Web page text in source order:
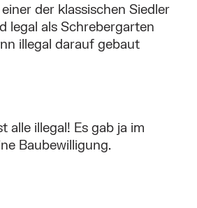
der klassischen Siedler
legal als Schrebergarten
illegal darauf gebaut
alle illegal! Es gab ja im
Baubewilligung.